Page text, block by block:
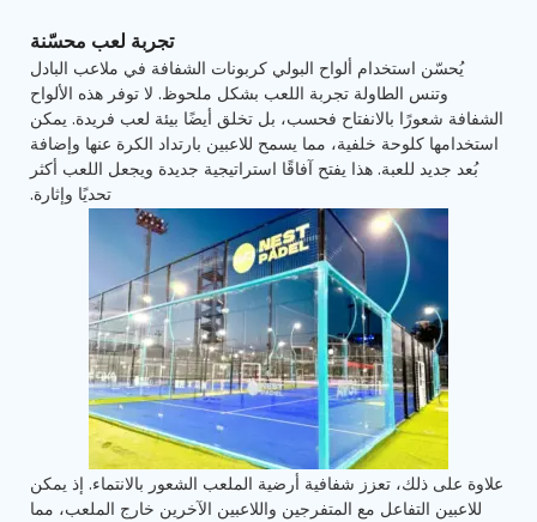
تجربة لعب محسّنة
يُحسّن استخدام ألواح البولي كربونات الشفافة في ملاعب البادل
وتنس الطاولة تجربة اللعب بشكل ملحوظ. لا توفر هذه الألواح
الشفافة شعورًا بالانفتاح فحسب، بل تخلق أيضًا بيئة لعب فريدة. يمكن
استخدامها كلوحة خلفية، مما يسمح للاعبين بارتداد الكرة عنها وإضافة
بُعد جديد للعبة. هذا يفتح آفاقًا استراتيجية جديدة ويجعل اللعب أكثر
تحديًا وإثارة.
علاوة على ذلك، تعزز شفافية أرضية الملعب الشعور بالانتماء. إذ يمكن
للاعبين التفاعل مع المتفرجين واللاعبين الآخرين خارج الملعب، مما